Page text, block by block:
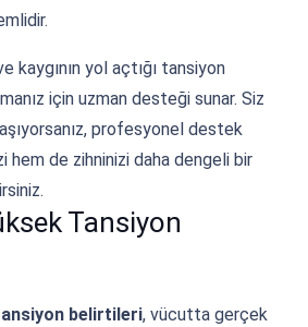
kaygının yol açtığı tansiyon
için uzman desteği sunar. Siz
profesyonel destek
hem de zihninizi daha dengeli bir
Tansiyon
belirtileri, vücutta gerçek